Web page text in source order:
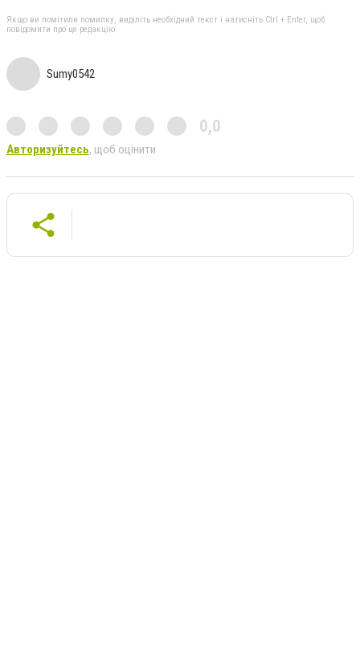
Якщо ви помітили помилку, виділіть необхідний текст і натисніть Ctrl + Enter, щоб
повідомити про це редакцію
Sumy0542
0,0
Авторизуйтесь, щоб оцінити